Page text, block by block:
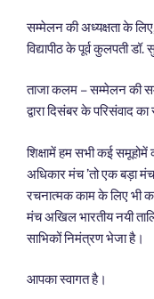
सम्मेलन की अध्यक्षता के
विद्यापीठ के पूर्व कुलपती
ताजा कलम – सम्मेलन की समय
द्वारा दिसंबर के परिसंवाद
शिक्षामें हम सभी कई समूहोमें
अधिकार मंच ’तो एक बड़ा
रचनात्मक काम के लिए भी
मंच अखिल भारतीय नयी
साभिकों निमंत्रण भेजा है।
आपका स्वागत है।